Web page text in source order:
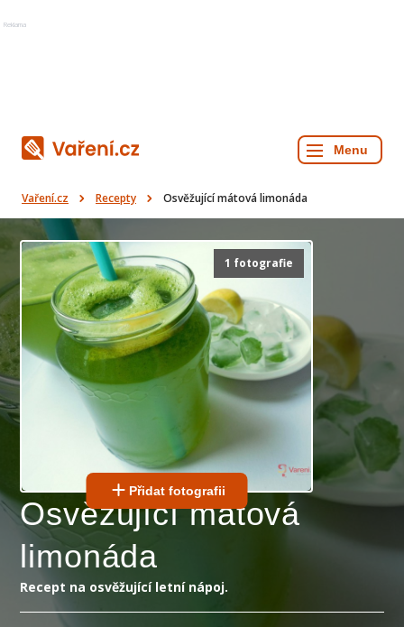
Reklama
Vaření.cz Recepty Osvěžující mátová limonáda
1 fotografie
Přidat fotografii
Osvěžující mátová
limonáda
Recept na osvěžující letní nápoj.